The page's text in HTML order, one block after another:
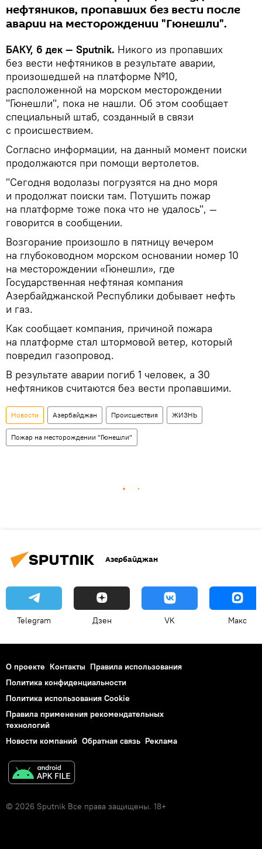
нефтяников, пропавших без вести после
аварии на месторождении "Гюнешли".
БАКУ, 6 дек — Sputnik. Никого из пропавших
без вести нефтяников в результате аварии,
произошедшей на платформе №10,
расположенной на морском месторождении
"Гюнешли", пока не нашли. Об этом сообщает
специальный штаб, созданный в связи
с происшествием.
Согласно информации, на данный момент поиски
продолжаются при помощи вертолетов.
"Сегодня водолазы погрузятся на дно моря
и продолжат поиски там. Потушить пожар
на платформе тоже пока что не удалось", —
говорится в сообщении.
Возгорание произошло в пятницу вечером
на глубоководном морском основании номер 10
на месторождении «Гюнешли», где
Государственная нефтяная компания
Азербайджанской Республики добывает нефть
и газ.
Как сообщает компания, причиной пожара
на платформе стал штормовой ветер, который
повредил газопровод.
В результате аварии погиб 1 человек, а 30
нефтяников считаются без вести пропавшими.
Новости Азербайджан Происшествия ЖИЗНЬ
Пожар на месторождении "Гюнешли"
Азербайджан
Telegram Дзен VK Макс
О проекте Контакты Правила использования
Политика конфиденциальности
Политика использования Cookie
Правила применения рекомендательных
технологий
Новости компаний Обратная связь Реклама
© 2026 Sputnik Все права защищены. 18+